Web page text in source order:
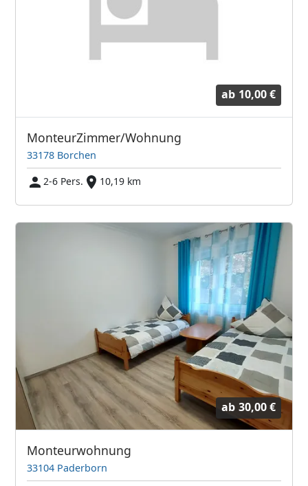
ab 10,00 €
MonteurZimmer/Wohnung
33178 Borchen
2-6 Pers.
10,19 km
ab 30,00 €
Monteurwohnung
33104 Paderborn